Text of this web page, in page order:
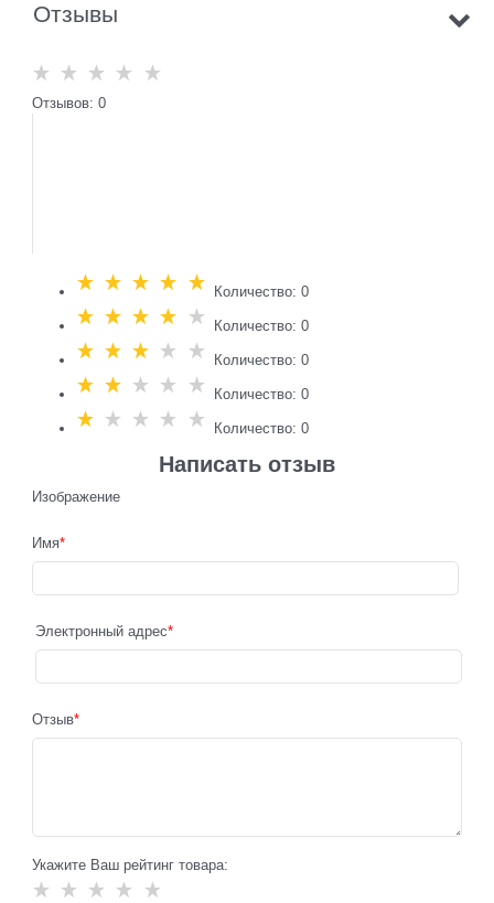
Отзывы
Отзывов: 0
Количество: 0
Количество: 0
Количество: 0
Количество: 0
Количество: 0
Написать отзыв
Изображение
Имя
Электронный адрес
Отзыв
Укажите Ваш рейтинг товара: